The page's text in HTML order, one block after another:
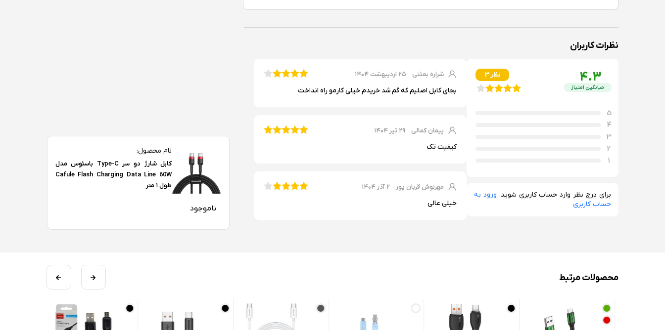
نام محصول:
کابل شارژ دو سر Type-C باسئوس مدل
Cafule Flash Charging Data Line 60W
طول ۱ متر
ناموجود
نظرات کاربران
4.3
میانگین امتیاز
3 نظر
5
4
3
2
1
برای درج نظر وارد حساب کاربری شوید. ورود به
حساب کاربری
شراره بعثتی ۲۵ اردیبهشت ۱۴۰۴
بجای کابل اصلیم که گم شد خریدم خیلی کارمو راه انداخت
پیمان کمالی ۲۹ تیر ۱۴۰۴
کیفیت تک
مهرنوش قربان پور ۲ آذر ۱۴۰۴
خیلی عالی
محصولات مرتبط